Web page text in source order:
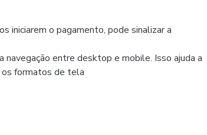
iniciarem o pagamento, pode sinalizar a
navegação entre desktop e mobile. Isso ajuda a
os formatos de tela